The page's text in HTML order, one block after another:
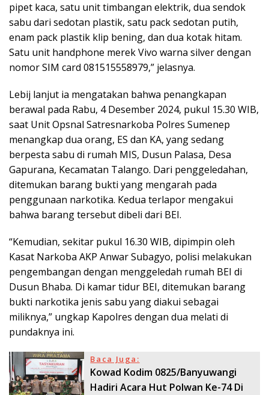
pipet kaca, satu unit timbangan elektrik, dua sendok
sabu dari sedotan plastik, satu pack sedotan putih,
enam pack plastik klip bening, dan dua kotak hitam.
Satu unit handphone merek Vivo warna silver dengan
nomor SIM card 081515558979,” jelasnya.
Lebij lanjut ia mengatakan bahwa penangkapan
berawal pada Rabu, 4 Desember 2024, pukul 15.30 WIB,
saat Unit Opsnal Satresnarkoba Polres Sumenep
menangkap dua orang, ES dan KA, yang sedang
berpesta sabu di rumah MIS, Dusun Palasa, Desa
Gapurana, Kecamatan Talango. Dari penggeledahan,
ditemukan barang bukti yang mengarah pada
penggunaan narkotika. Kedua terlapor mengakui
bahwa barang tersebut dibeli dari BEI.
“Kemudian, sekitar pukul 16.30 WIB, dipimpin oleh
Kasat Narkoba AKP Anwar Subagyo, polisi melakukan
pengembangan dengan menggeledah rumah BEI di
Dusun Bhaba. Di kamar tidur BEI, ditemukan barang
bukti narkotika jenis sabu yang diakui sebagai
miliknya,” ungkap Kapolres dengan dua melati di
pundaknya ini.
Baca Juga:
Kowad Kodim 0825/Banyuwangi
Hadiri Acara Hut Polwan Ke-74 Di